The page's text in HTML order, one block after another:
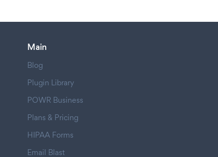
Main
Blog
Plugin Library
POWR Business
Plans & Pricing
HIPAA Forms
Email Blast